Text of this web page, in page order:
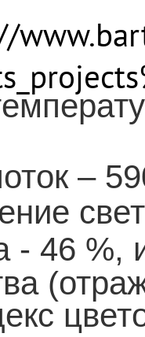
–
- 46 %,